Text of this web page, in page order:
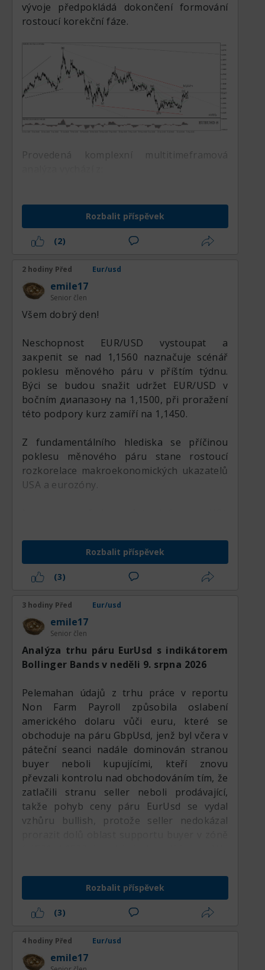
vývoje předpokládá dokončení formování
rostoucí korekční fáze.
Provedená komplexní multitimeframová
pro určení struktury pohybu ceny.
Histogramu MACD (indikátor
konvergence/divergence klouzavých
potenciálních obratů.
Exponenciálních klouzavých průměrů
(Smoothed) s periodami 55, 89 a 144: pro
určení trendu a úrovní podpory/rezistence.
se sousedními trhy.
Zohledňuje se také pravděpodobnost
realizace modelů technické a vlnové analýzy.
Rozbalit příspěvek
(2)
2 hodiny Před Eur/usd
emile17
Senior člen
Všem dobrý den!
Neschopnost EUR/USD vystoupat a
закрепit se nad 1,1560 naznačuje scénář
poklesu měnového páru v příštím týdnu.
Býci se budou snažit udržet EUR/USD v
bočním диапазону na 1,1500, při proražení
této podpory kurz zamíří na 1,1450.
Z fundamentálního hlediska se příčinou
poklesu měnového páru stane rostoucí
rozkorelace makroekonomických ukazatelů
USA a eurozóny.
ekonomiky, což přiměje Fed pokračovat v
pauze ve zvyšování sazeb.
Zároveň hospodářská stagnace v průmyslu
slabá předběžná data o HDP za druhé
čtvrtletí zbavují ECB argumentů pro
To směruje kapitálové toky z EUR do
treasuries zůstávají vysoké.
Rozbalit příspěvek
(3)
3 hodiny Před Eur/usd
emile17
Senior člen
Analýza trhu páru EurUsd s indikátorem
Bollinger Bands v neděli 9. srpna 2026
​​​Pelemahan údajů z trhu práce v reportu
Non Farm Payroll způsobila oslabení
amerického dolaru vůči euru, které se
obchoduje na páru GbpUsd, jenž byl včera v
páteční seanci nadále dominován stranou
buyer neboli kupujícími, kteří znovu
převzali kontrolu nad obchodováním tím, že
zatlačili stranu seller neboli prodávající,
takže pohyb ceny páru EurUsd se vydal
vzhůru bullish, protože seller nedokázal
buyer převzít kontrolu nad cenou, takže ta
dál vystřelila výš v bullish trendu.
Rozbalit příspěvek
(3)
4 hodiny Před Eur/usd
emile17